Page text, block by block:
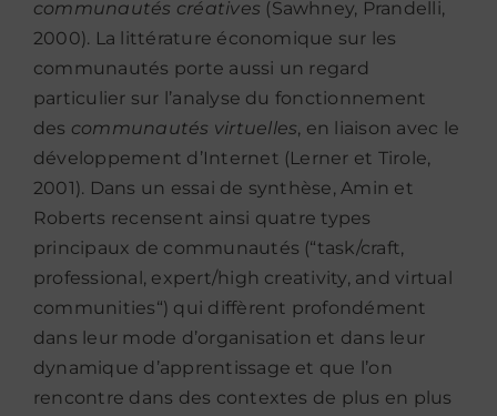
communautés créatives (Sawhney, Prandelli,
2000). La littérature économique sur les
communautés porte aussi un regard
particulier sur l’analyse du fonctionnement
des communautés virtuelles, en liaison avec le
développement d’Internet (Lerner et Tirole,
2001). Dans un essai de synthèse, Amin et
Roberts recensent ainsi quatre types
principaux de communautés (“task/craft,
professional, expert/high creativity, and virtual
communities“) qui diffèrent profondément
dans leur mode d’organisation et dans leur
dynamique d’apprentissage et que l’on
rencontre dans des contextes de plus en plus